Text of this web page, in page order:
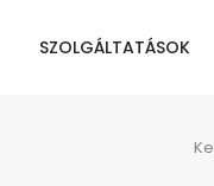
SZOLGÁLTATÁSOK